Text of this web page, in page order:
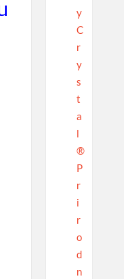
y
C
r
y
s
t
a
l
®
P
r
i
r
o
d
n